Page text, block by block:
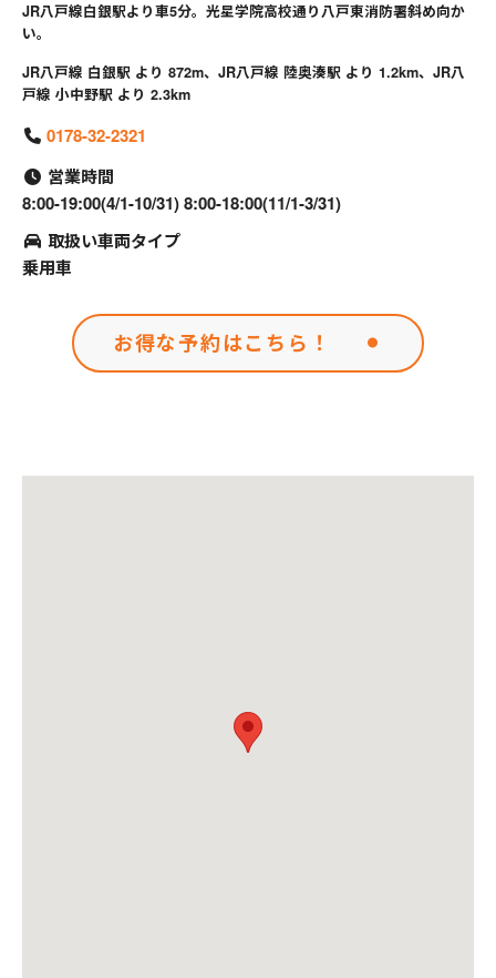
JR八戸線白銀駅より車5分。光星学院高校通り八戸東消防署斜め向か
い。
JR八戸線 白銀駅 より 872m、JR八戸線 陸奥湊駅 より 1.2km、JR八
戸線 小中野駅 より 2.3km
0178-32-2321
営業時間
8:00-19:00(4/1-10/31) 8:00-18:00(11/1-3/31)
取扱い車両タイプ
乗用車
お得な予約はこちら！